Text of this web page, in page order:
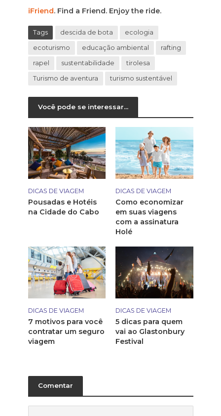
iFriend. Find a Friend. Enjoy the ride.
Tags descida de bota ecologia
ecoturismo educação ambiental rafting
rapel sustentabilidade tirolesa
Turismo de aventura turismo sustentável
Você pode se interessar...
DICAS DE VIAGEM
Pousadas e Hotéis
na Cidade do Cabo
DICAS DE VIAGEM
Como economizar
em suas viagens
com a assinatura
Holé
DICAS DE VIAGEM
7 motivos para você
contratar um seguro
viagem
DICAS DE VIAGEM
5 dicas para quem
vai ao Glastonbury
Festival
Comentar